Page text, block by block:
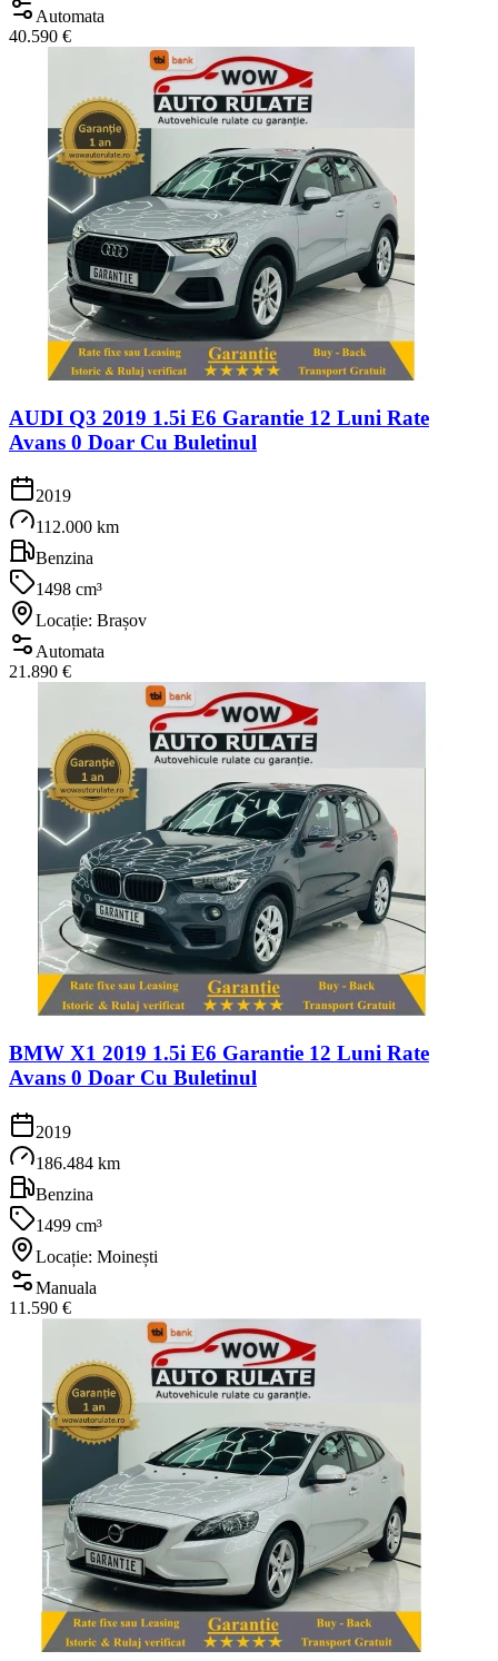
Automata
40.590 €
AUDI Q3 2019 1.5i E6 Garantie 12 Luni Rate
Avans 0 Doar Cu Buletinul
2019
112.000 km
Benzina
1498 cm³
Locație: Brașov
Automata
21.890 €
BMW X1 2019 1.5i E6 Garantie 12 Luni Rate
Avans 0 Doar Cu Buletinul
2019
186.484 km
Benzina
1499 cm³
Locație: Moinești
Manuala
11.590 €